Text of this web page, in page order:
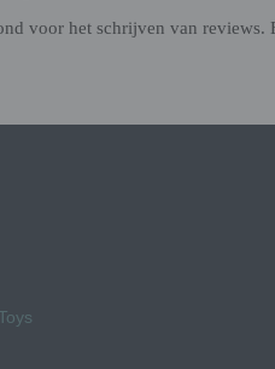
voor het schrijven van reviews.